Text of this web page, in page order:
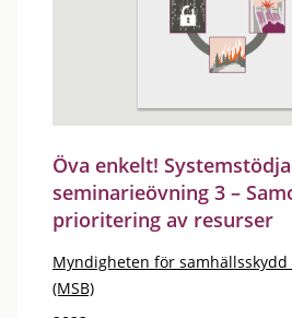
Öva enkelt!
seminarieövning 3 –
prioritering av resurser
Myndigheten för samhällsskydd
(MSB)